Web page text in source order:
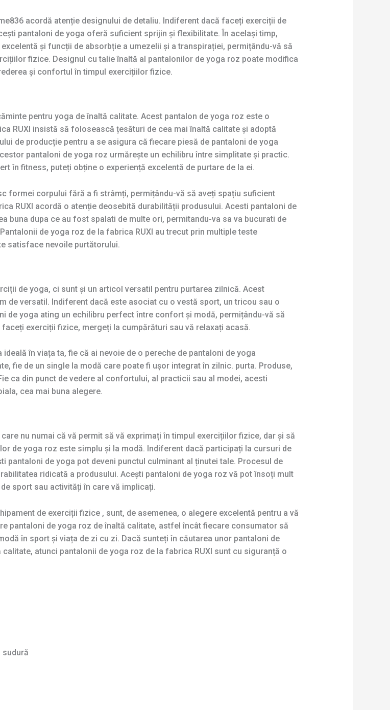
acordă atenție designului de detaliu. Indiferent dacă faceți exerciții de
pantaloni de yoga oferă suficient sprijin și flexibilitate. În același timp,
și funcții de absorbție a umezelii și a transpirației, permițându-vă să
fizice. Designul cu talie înaltă al pantalonilor de yoga roz poate modifica
și confortul în timpul exercițiilor fizice.
pentru yoga de înaltă calitate. Acest pantalon de yoga roz este o
RUXI insistă să folosească țesături de cea mai înaltă calitate și adoptă
de producție pentru a se asigura că fiecare piesă de pantaloni de yoga
pantaloni de yoga roz urmărește un echilibru între simplitate și practic.
în fitness, puteți obține o experiență excelentă de purtare de la ei.
formei corpului fără a fi strâmți, permițându-vă să aveți spațiu suficient
RUXI acordă o atenție deosebită durabilității produsului. Acesti pantaloni de
buna dupa ce au fost spalati de multe ori, permitandu-va sa va bucurati de
de yoga roz de la fabrica RUXI au trecut prin multiple teste
satisface nevoile purtătorului.
de yoga, ci sunt și un articol versatil pentru purtarea zilnică. Acest
de versatil. Indiferent dacă este asociat cu o vestă sport, un tricou sau o
de yoga ating un echilibru perfect între confort și modă, permițându-vă să
exerciții fizice, mergeți la cumpărături sau vă relaxați acasă.
în viața ta, fie că ai nevoie de o pereche de pantaloni de yoga
fie de un single la modă care poate fi ușor integrat în zilnic. purta. Produse,
ca din punct de vedere al confortului, al practicii sau al modei, acesti
cea mai buna alegere.
nu numai că vă permit să vă exprimați în timpul exercițiilor fizice, dar și să
de yoga roz este simplu și la modă. Indiferent dacă participați la cursuri de
pantaloni de yoga pot deveni punctul culminant al ținutei tale. Procesul de
ridicată a produsului. Acești pantaloni de yoga roz vă pot însoți mult
sport sau activități în care vă implicați.
de exerciții fizice , sunt, de asemenea, o alegere excelentă pentru a vă
pantaloni de yoga roz de înaltă calitate, astfel încât fiecare consumator să
în sport și viața de zi cu zi. Dacă sunteți în căutarea unor pantaloni de
atunci pantalonii de yoga roz de la fabrica RUXI sunt cu siguranță o
sudură